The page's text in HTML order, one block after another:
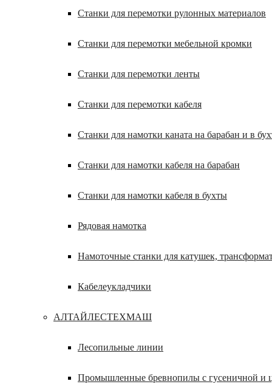
Станки для перемотки рулонных материалов
Станки для перемотки мебельной кромки
Станки для перемотки ленты
Станки для перемотки кабеля
Станки для намотки каната на барабан и в
Станки для намотки кабеля на барабан
Станки для намотки кабеля в бухты
Рядовая намотка
Намоточные станки для катушек,
Кабелеукладчики
АЛТАЙЛЕСТЕХМАШ
Лесопильные линии
Промышленные бревнопилы с гусеничной и